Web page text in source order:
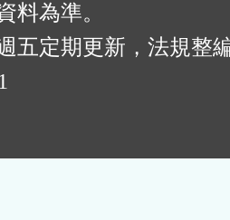
料為準。
五定期更新，法規整